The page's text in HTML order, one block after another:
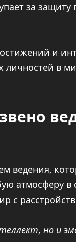
за защиту
и
в
ведения,
атмосферу в
с
но и